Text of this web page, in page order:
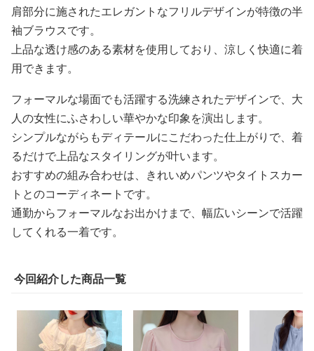
肩部分に施されたエレガントなフリルデザインが特徴の半
袖ブラウスです。
上品な透け感のある素材を使用しており、涼しく快適に着
用できます。
フォーマルな場面でも活躍する洗練されたデザインで、大
人の女性にふさわしい華やかな印象を演出します。
シンプルながらもディテールにこだわった仕上がりで、着
るだけで上品なスタイリングが叶います。
おすすめの組み合わせは、きれいめパンツやタイトスカー
トとのコーディネートです。
通勤からフォーマルなお出かけまで、幅広いシーンで活躍
してくれる一着です。
今回紹介した商品一覧